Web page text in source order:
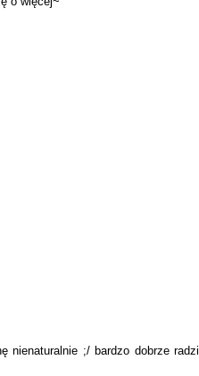
nienaturalnie ;/ bardzo dobrze